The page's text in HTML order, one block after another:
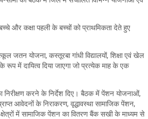
और कक्षा पहली के बच्चों को प्राथमिकता देते हुए
जतन योजना, कस्तूरबा गांधी विद्यालयों, शिक्षा एवं खेल
रूप में दायित्व दिया जाएगा जो प्रत्येक माह के एक
निरीक्षण करने के निर्देश दिए। बैठक में पेंशन योजनाओं,
आवेदनों के निराकरण, वृद्धावस्था सामाजिक पेंशन,
क्षेत्रों में सामाजिक पेंशन का वितरण बैंक सखी के माध्यम से